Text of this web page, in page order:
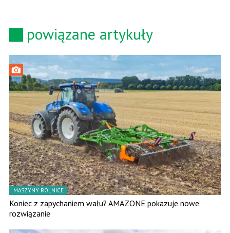
powiązane artykuły
MASZYNY ROLNICE
Koniec z zapychaniem wału? AMAZONE pokazuje nowe
rozwiązanie